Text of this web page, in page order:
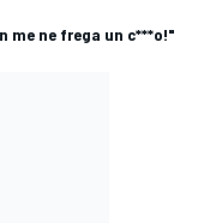
me ne frega un c***o!"